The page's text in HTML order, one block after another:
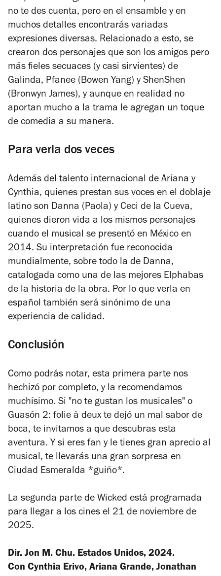
no te des cuenta, pero en el ensamble y en
muchos detalles encontrarás variadas
expresiones diversas. Relacionado a esto, se
crearon dos personajes que son los amigos pero
más fieles secuaces (y casi sirvientes) de
Galinda, Pfanee (Bowen Yang) y ShenShen
(Bronwyn James), y aunque en realidad no
aportan mucho a la trama le agregan un toque
de comedia a su manera.
Para verla dos veces
Además del talento internacional de Ariana y
Cynthia, quienes prestan sus voces en el doblaje
latino son Danna (Paola) y Ceci de la Cueva,
quienes dieron vida a los mismos personajes
cuando el musical se presentó en México en
2014. Su interpretación fue reconocida
mundialmente, sobre todo la de Danna,
catalogada como una de las mejores Elphabas
de la historia de la obra. Por lo que verla en
español también será sinónimo de una
experiencia de calidad.
Conclusión
Como podrás notar, esta primera parte nos
hechizó por completo, y la recomendamos
muchísimo. Si "no te gustan los musicales" o
Guasón 2: folie à deuxte dejó un mal sabor de
boca, te invitamos a que descubras esta
aventura. Y si eres fan y le tienes gran aprecio al
musical, te llevarás una gran sorpresa en
Ciudad Esmeralda *guiño*.
La segunda parte de Wicked está programada
para llegar a los cines el 21 de noviembre de
2025.
Dir. Jon M. Chu. Estados Unidos, 2024.
Con Cynthia Erivo, Ariana Grande, Jonathan